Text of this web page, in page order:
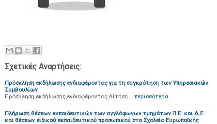
Σχετικές Αναρτήσεις:
Πρόσκληση εκδήλωσης ενδιαφέροντος για τη συγκρότηση των Υπηρεσιακών
Συμβουλίων
Πρόσκληση εκδήλωσης ενδιαφέροντος Αίτηση … περισσότερα
Πλήρωση θέσεων εκπαιδευτικών των αγγλόφωνων τμημάτων Π.Ε. και Δ.Ε.
και θέσεων ειδικού εκπαιδευτικού προσωπικού στο Σχολείο Ευρωπαϊκής